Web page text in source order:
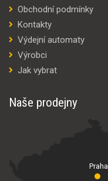
Obchodní podmínky
Kontakty
Výdejní automaty
Výrobci
Jak vybrat
Naše prodejny
Praha